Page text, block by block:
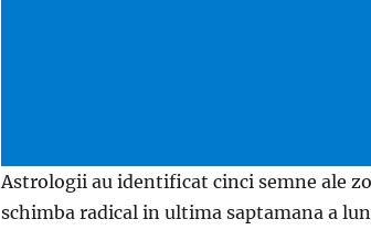
Astrologii au identificat cinci semne ale
schimba radical in ultima saptamana a